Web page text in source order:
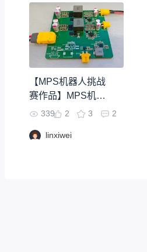
【MPS机器人挑战
赛作品】MPS机器
人核心电源板
339 2 3 2
linxiwei